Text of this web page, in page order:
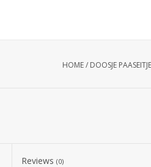
HOME/ DOOSJE
Reviews(0)